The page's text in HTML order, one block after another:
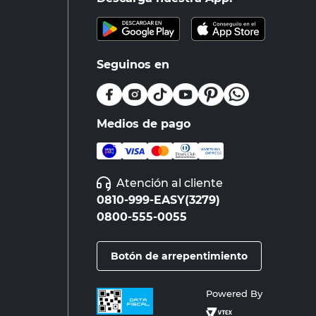
Seguinos en
Medios de pago
Atención al cliente
0810-999-EASY(3279)
0800-555-0055
Botón de arrepentimiento
Powered By